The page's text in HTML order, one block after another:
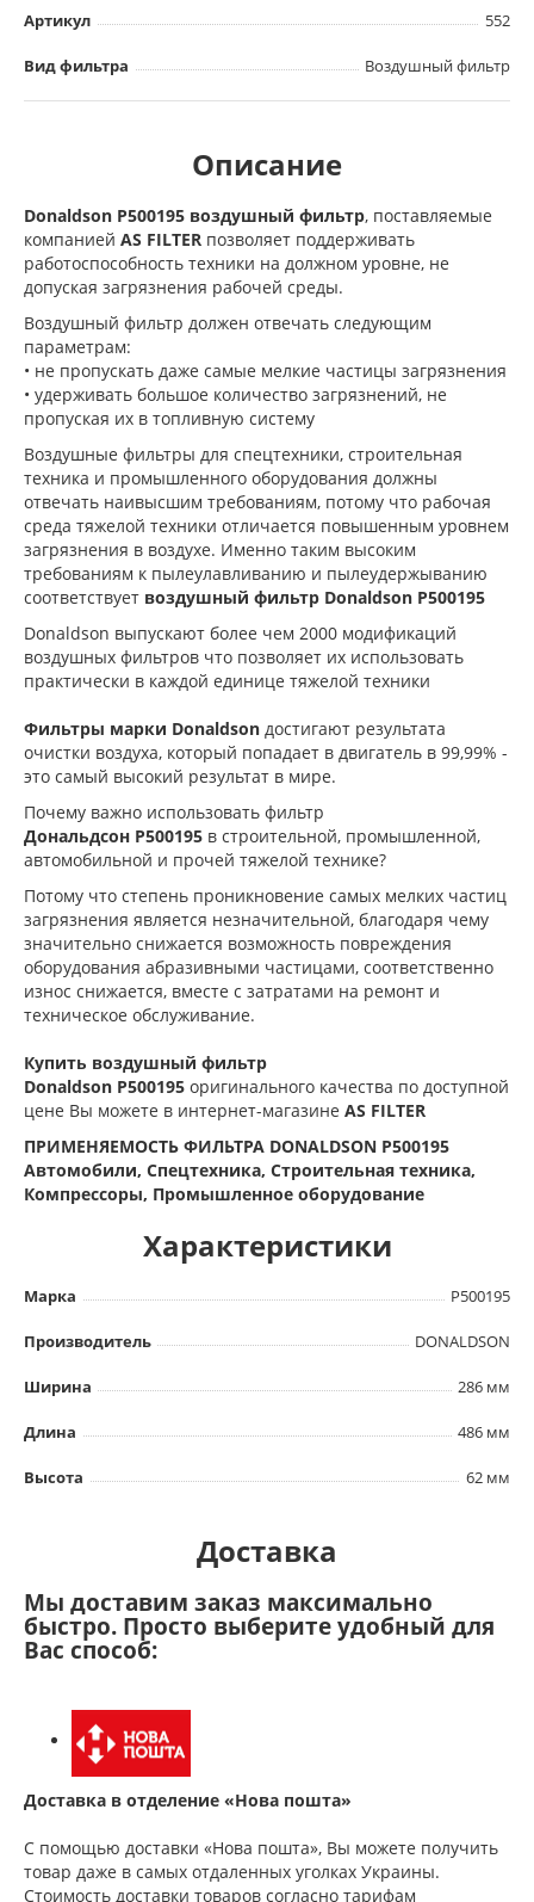
Артикул 552
Вид фильтра Воздушный фильтр
Описание
Donaldson P500195 воздушный фильтр, поставляемые
компанией AS FILTER позволяет поддерживать
работоспособность техники на должном уровне, не
допуская загрязнения рабочей среды.
Воздушный фильтр должен отвечать следующим
параметрам:
• не пропускать даже самые мелкие частицы загрязнения
• удерживать большое количество загрязнений, не
пропуская их в топливную систему
Воздушные фильтры для спецтехники, строительная
техника и промышленного оборудования должны
отвечать наивысшим требованиям, потому что рабочая
среда тяжелой техники отличается повышенным уровнем
загрязнения в воздухе. Именно таким высоким
требованиям к пылеулавливанию и пылеудержыванию
соответствует воздушный фильтр Donaldson P500195
Donaldson выпускают более чем 2000 модификаций
воздушных фильтров что позволяет их использовать
практически в каждой единице тяжелой техники
Фильтры марки Donaldson достигают результата
очистки воздуха, который попадает в двигатель в 99,99% -
это самый высокий результат в мире.
Почему важно использовать фильтр
Дональдсон P500195 в строительной, промышленной,
автомобильной и прочей тяжелой технике?
Потому что степень проникновение самых мелких частиц
загрязнения является незначительной, благодаря чему
значительно снижается возможность повреждения
оборудования абразивными частицами, соответственно
износ снижается, вместе с затратами на ремонт и
техническое обслуживание.
Купить воздушный фильтр
Donaldson P500195 оригинального качества по доступной
цене Вы можете в интернет-магазине AS FILTER
ПРИМЕНЯЕМОСТЬ ФИЛЬТРА DONALDSON P500195
Автомобили, Спецтехника, Строительная техника,
Компрессоры, Промышленное оборудование
Характеристики
Марка P500195
Производитель DONALDSON
Ширина 286 мм
Длина 486 мм
Высота 62 мм
Доставка
Мы доставим заказ максимально
быстро. Просто выберите удобный для
Вас способ:
Доставка в отделение «Нова пошта»
С помощью доставки «Нова пошта», Вы можете получить
товар даже в самых отдаленных уголках Украины.
Стоимость доставки товаров согласно тарифам